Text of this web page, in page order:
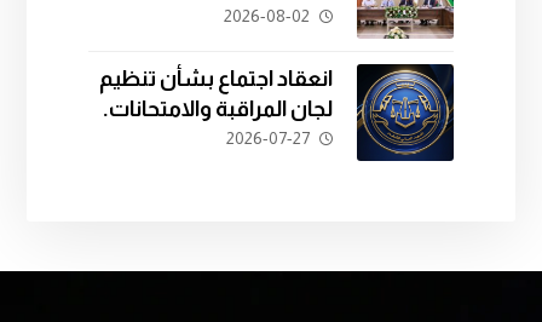
المفاضلة للدفعة الثانية
2026-08-02
انعقاد اجتماع بشأن تنظيم
لجان المراقبة والامتحانات.
2026-07-27